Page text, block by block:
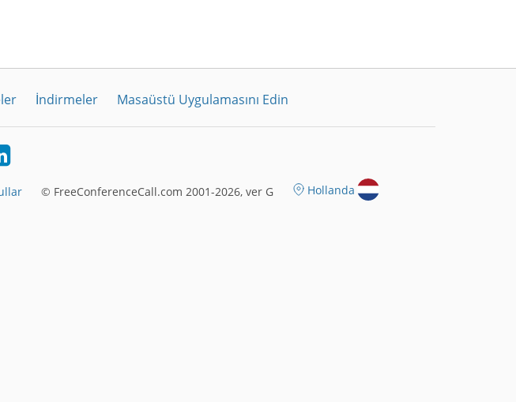
İndirmeler Masaüstü Uygulamasını Edin
LinkedIn
© FreeConferenceCall.com 2001-2026, ver G Hollanda